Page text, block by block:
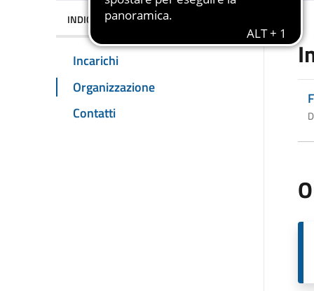
INDICE DELLA PAGINA
Incarichi
Organizzazione
Contatti